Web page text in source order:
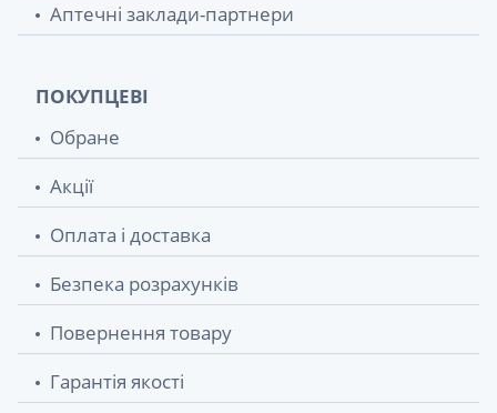
Аптечні заклади-партнери
ПОКУПЦЕВІ
Обране
Акції
Оплата і доставка
Безпека розрахунків
Повернення товару
Гарантія якості